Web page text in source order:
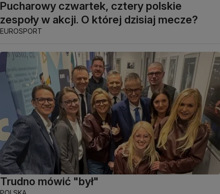
Pucharowy czwartek, cztery polskie
zespoły w akcji. O której dzisiaj mecze?
EUROSPORT
Trudno mówić "był"